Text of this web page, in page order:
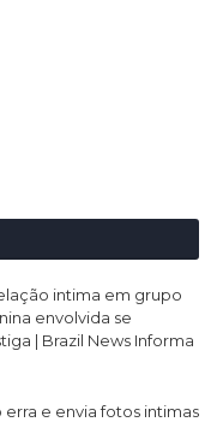
intima em grupo
envolvida se
| Brazil News Informa
e envia fotos intimas